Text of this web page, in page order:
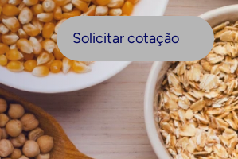
Solicitar cotação